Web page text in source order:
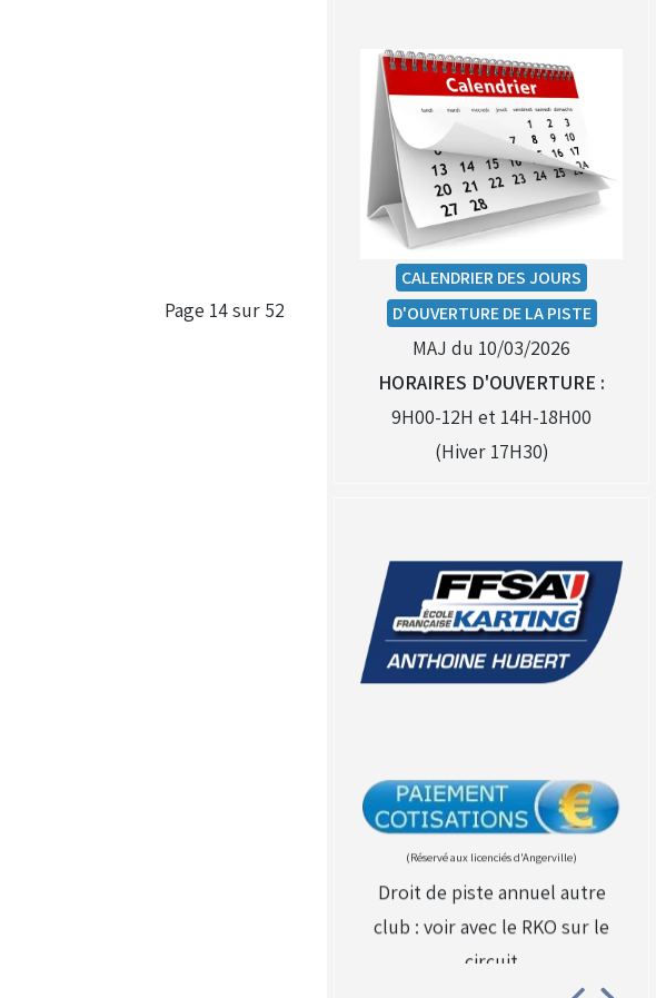
CALENDRIER DES JOURS
D'OUVERTURE DE LA PISTE
MAJ du 10/03/2026
HORAIRES D'OUVERTURE :
9H00-12H et 14H-18H00
(Hiver 17H30)
(Réservé aux licenciés d'Angerville)
Droit de piste annuel autre
club : voir avec le RKO sur le
circuit
(Réservé aux licenciés d'Angerville)
club : voir avec le RKO sur le
circuit
Page 14 sur 52